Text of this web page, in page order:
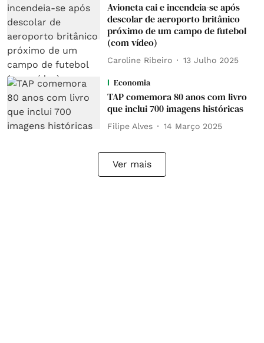
Avioneta cai e incendeia-se após
descolar de aeroporto britânico
próximo de um campo de futebol
(com vídeo)
Caroline Ribeiro 13 Julho 2025
Economia
TAP comemora 80 anos com livro
que inclui 700 imagens históricas
Filipe Alves 14 Março 2025
Ver mais